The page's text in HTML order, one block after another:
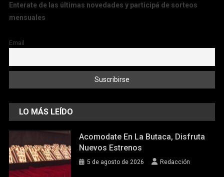
Enterate de las últimas novedades y participá de sorteos
mensuales
Email
LO MÁS LEÍDO
Acomodate En La Butaca, Disfruta
Nuevos Estrenos
5 de agosto de 2026 Redacción